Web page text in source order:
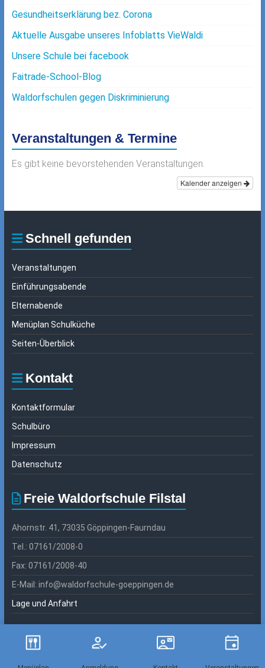
Gesundheitserklärung bez. Corona
Aktuelle Ausgabe unseres Infoblatts VieWaldi
Unsere Schule bei facebook
Faitrade-School-Blog
Waldorfschulen gegen Diskriminierung
Veranstaltungen & Termine
Es gibt keine bevorstehenden Veranstaltungen.
Kalender anzeigen
Schnell gefunden
Veranstaltungen
Einführungsabende
Elternabende
Menüplan Schulküche
Seiten-Überblick
Kontakt
Kontaktformular
Schulbüro
Impressum
Datenschutz
Freie Waldorfschule Filstal
Ahornstr. 41, 73035 Göppingen-Faurndau
Tel.: 07161/2008-0
Fax: 07161/2008-40
E-Mail: info@waldorfschule-goeppingen.de
Lage und Anfahrt
Copyright © 2026 Freie Waldorfschule Filstal. Alle Rechte vorbehalten.